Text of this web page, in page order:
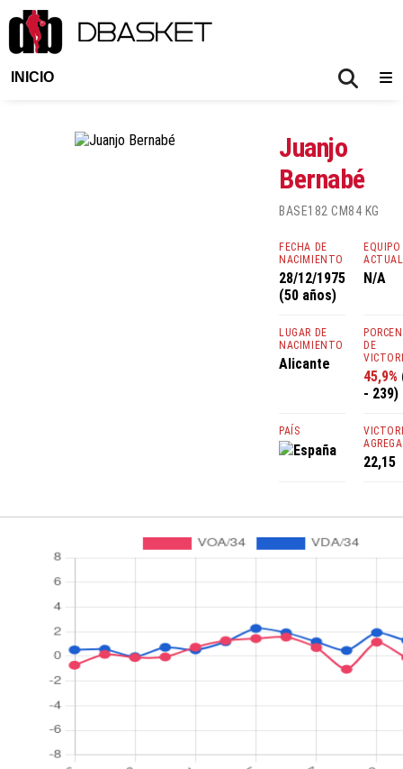
INICIO
Juanjo
Bernabé
BASE182 CM84 KG
FECHA DE
NACIMIENTO
28/12/1975
(50 años)
LUGAR DE
NACIMIENTO
Alicante
PAÍS
España
EQUIPO
ACTUAL
N/A
DE
45,9%
- 239)
22,15